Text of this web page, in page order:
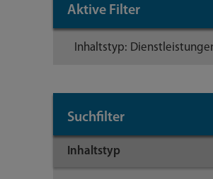
Aktive Filter
Inhaltstyp:
Suchfilter
Inhaltstyp